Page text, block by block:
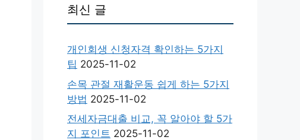
최신 글
개인회생 신청자격 확인하는 5가지
팁 2025-11-02
손목 관절 재활운동 쉽게 하는 5가지
방법 2025-11-02
전세자금대출 비교, 꼭 알아야 할 5가
지 포인트 2025-11-02